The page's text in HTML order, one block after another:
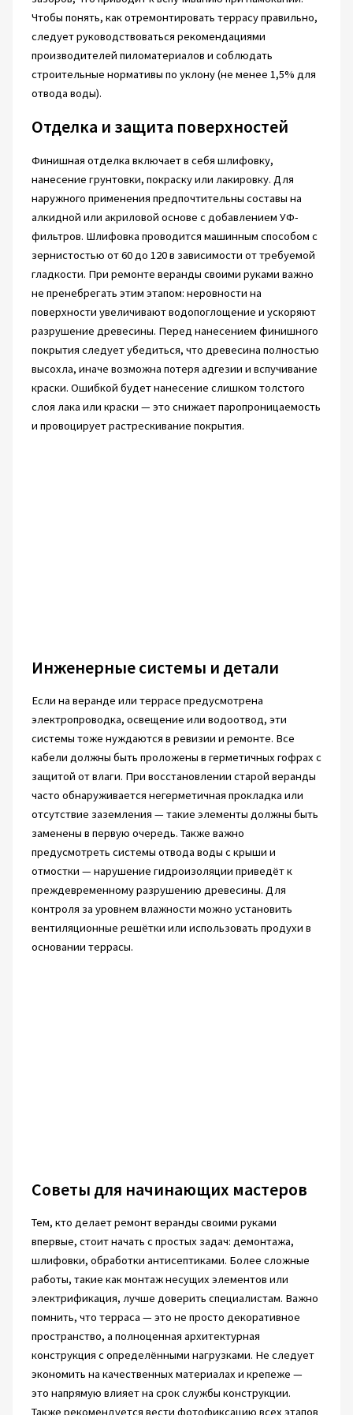
Чтобы понять, как отремонтировать террасу правильно,
следует руководствоваться рекомендациями
производителей пиломатериалов и соблюдать
строительные нормативы по уклону (не менее 1,5% для
отвода воды).
Отделка и защита поверхностей
Финишная отделка включает в себя шлифовку,
нанесение грунтовки, покраску или лакировку. Для
наружного применения предпочтительны составы на
алкидной или акриловой основе с добавлением УФ-
фильтров. Шлифовка проводится машинным способом с
зернистостью от 60 до 120 в зависимости от требуемой
гладкости. При ремонте веранды своими руками важно
не пренебрегать этим этапом: неровности на
поверхности увеличивают водопоглощение и ускоряют
разрушение древесины. Перед нанесением финишного
покрытия следует убедиться, что древесина полностью
высохла, иначе возможна потеря адгезии и вспучивание
краски. Ошибкой будет нанесение слишком толстого
слоя лака или краски — это снижает паропроницаемость
и провоцирует растрескивание покрытия.
Инженерные системы и детали
Если на веранде или террасе предусмотрена
электропроводка, освещение или водоотвод, эти
системы тоже нуждаются в ревизии и ремонте. Все
кабели должны быть проложены в герметичных гофрах с
защитой от влаги. При восстановлении старой веранды
часто обнаруживается негерметичная прокладка или
отсутствие заземления — такие элементы должны быть
заменены в первую очередь. Также важно
предусмотреть системы отвода воды с крыши и
отмостки — нарушение гидроизоляции приведёт к
преждевременному разрушению древесины. Для
контроля за уровнем влажности можно установить
вентиляционные решётки или использовать продухи в
основании террасы.
Советы для начинающих мастеров
Тем, кто делает ремонт веранды своими руками
впервые, стоит начать с простых задач: демонтажа,
шлифовки, обработки антисептиками. Более сложные
работы, такие как монтаж несущих элементов или
электрификация, лучше доверить специалистам. Важно
помнить, что терраса — это не просто декоративное
пространство, а полноценная архитектурная
конструкция с определёнными нагрузками. Не следует
экономить на качественных материалах и крепеже —
это напрямую влияет на срок службы конструкции.
Также рекомендуется вести фотофиксацию всех этапов